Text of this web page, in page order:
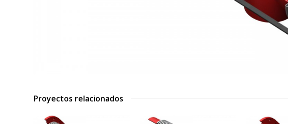
Proyectos relacionados